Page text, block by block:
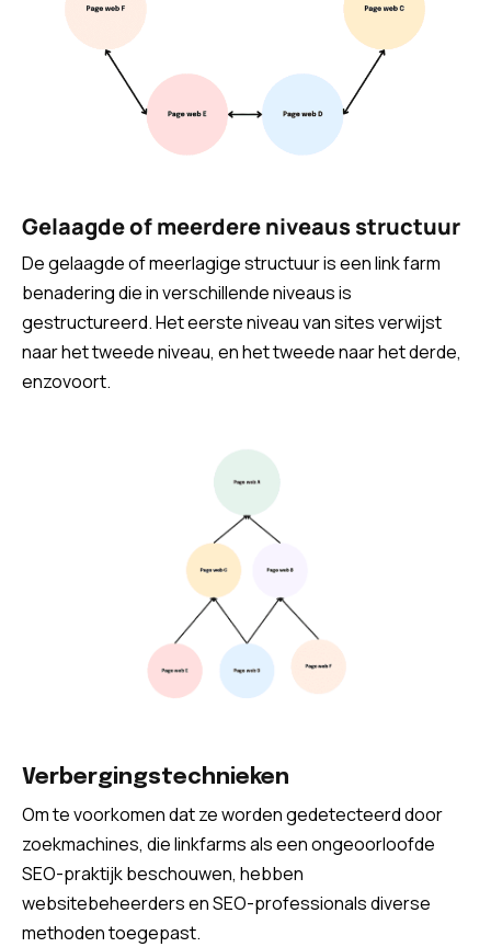
Gelaagde of meerdere niveaus structuur
De gelaagde of meerlagige structuur is een link farm
benadering die in verschillende niveaus is
gestructureerd. Het eerste niveau van sites verwijst
naar het tweede niveau, en het tweede naar het derde,
enzovoort.
Verbergingstechnieken
Om te voorkomen dat ze worden gedetecteerd door
zoekmachines, die linkfarms als een ongeoorloofde
SEO-praktijk beschouwen, hebben
websitebeheerders en SEO-professionals diverse
methoden toegepast.